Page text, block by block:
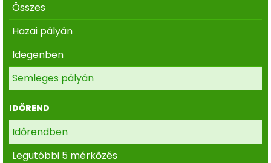
Összes
Hazai pályán
Idegenben
Semleges pályán
IDŐREND
Időrendben
Legutóbbi 5 mérkőzés